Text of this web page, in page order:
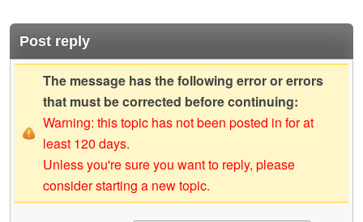
Post reply
The message has the following error or errors
that must be corrected before continuing:
Warning: this topic has not been posted in for at
least 120 days.
Unless you're sure you want to reply, please
consider starting a new topic.